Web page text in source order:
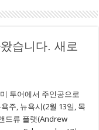
습니다. 새로
투어에서 주인공으로
주, 뉴욕시(2월 13일, 목
드류 플랫(Andrew